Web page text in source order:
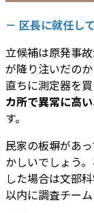
－ 区長に就任し
立候補は原発事
が降り注いだの
直ちに測定器を
カ所で異常に高
す。
民家の板塀があ
かしいでしょう
した場合は文部
以内に調査チー